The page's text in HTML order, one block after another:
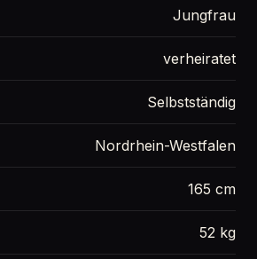
Jungfrau
verheiratet
Selbstständig
Nordrhein-Westfalen
165 cm
52 kg